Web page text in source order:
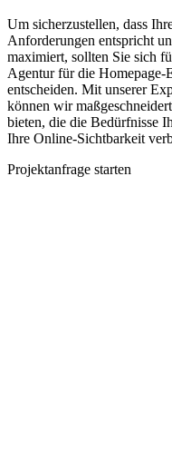
Um sicherzustellen, dass
Anforderungen entspricht
maximiert, sollten Sie sich
Agentur für die Homepage-
entscheiden. Mit unserer
können wir
bieten, die die Bedürfnisse
Ihre Online-Sichtbarkeit
Projektanfrage starten